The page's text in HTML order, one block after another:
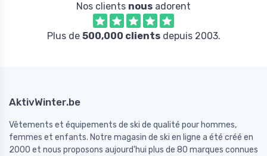
Nos clients nous adorent
Plus de 500,000 clientsdepuis 2003.
AktivWinter.be
Vêtements et équipements de ski de qualité pour hommes,
femmes et enfants. Notre magasin de ski en ligne a été créé en
2000 et nous proposons aujourd'hui plus de 80 marques connues